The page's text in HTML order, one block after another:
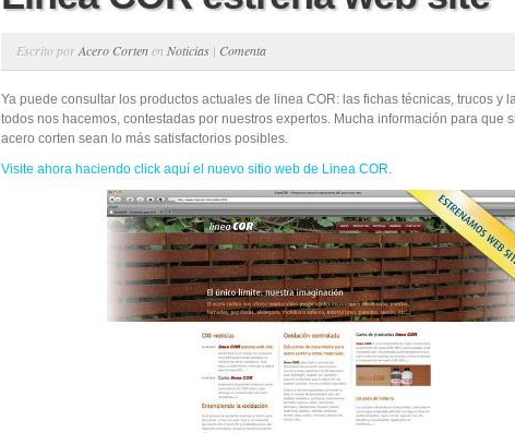
Escrito porAcero Cortenen Noticias | Comenta
Ya puede consultar los productos actuales de linea COR: las fichas técnicas, trucos y
todos nos hacemos, contestadas por nuestros expertos. Mucha información para que
acero corten sean lo más satisfactorios posibles.
Visite ahora haciendo click aquí el nuevo sitio web de Linea COR.